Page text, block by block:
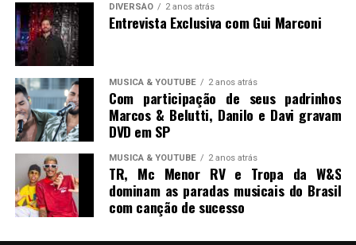
DIVERSÃO 2 anos atrás
Entrevista Exclusiva com Gui Marconi
MUSICA & YOUTUBE 2 anos atrás
Com participação de seus padrinhos
Marcos & Belutti, Danilo e Davi gravam
DVD em SP
MUSICA & YOUTUBE 2 anos atrás
TR, Mc Menor RV e Tropa da W&S
dominam as paradas musicais do Brasil
com canção de sucesso